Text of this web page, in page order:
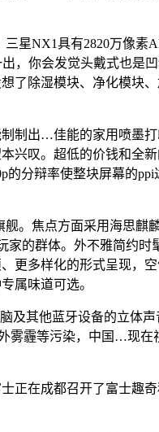
NX1具有2820万像素
你会发觉头戴式也是
了除湿模块、净化模块
出…佳能的家用喷墨
兴叹。超低的价钱和全
分辩率使整块屏幕的
。焦点方面采用海思麒
的群体。外不雅简约时
多样化的形式呈现，
属味道可选。
其他蓝牙设备的立体
雾霾等污染，中国…现
在成都召开了富士趣